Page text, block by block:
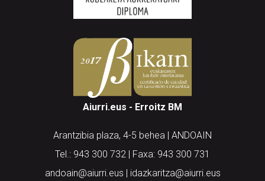
Aiurri.eus - Erroitz BM
Arantzibia plaza, 4-5 behea | ANDOAIN
Tel.: 943 300 732 | Faxa: 943 300 731
andoain@aiurri.eus | idazkaritza@aiurri.eus